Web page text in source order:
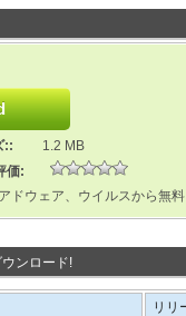
::
1.2 MB
価:
ドウェア、ウイルスから無料
ンロード!
リリ